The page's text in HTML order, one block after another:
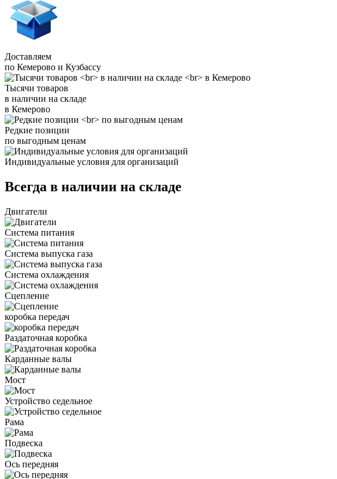
Доставляем
по Кемерово и Кузбассу
Тысячи товаров
в наличии на складе
в Кемерово
Редкие позиции
по выгодным ценам
Индивидуальные условия для организаций
Всегда в наличии на складе
Двигатели
Система питания
Система выпуска газа
Система охлаждения
Сцепление
коробка передач
Раздаточная коробка
Карданные валы
Мост
Устройство седельное
Рама
Подвеска
Ось передняя